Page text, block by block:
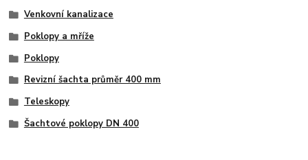
Venkovní kanalizace
Poklopy a mříže
Poklopy
Revizní šachta průměr 400 mm
Teleskopy
Šachtové poklopy DN 400